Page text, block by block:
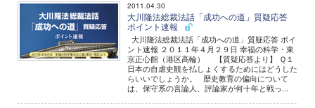
2011.04.30
大川隆法総裁法話「成功への道」質疑応答
ポイント速報
大川隆法総裁法話「成功への道」質疑応答 ポイ
ント速報 ２０１１年４月２９日 幸福の科学・東
京正心館（港区高輪） 【質疑応答より】 Ｑ１
日本の自虐史観を払しょくするためにはどうした
らいいでしょうか。 歴史教育の偏向について
は、保守系の言論人、評論家が何十年と戦っ...